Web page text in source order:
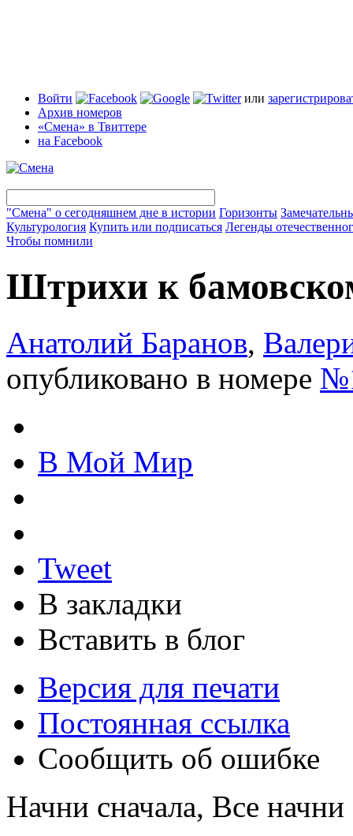
Войти или
Архив номеров
«Смена» в Твиттере
на Facebook
"Смена" о сегодняшнем дне в истории Горизонты
Культурология Купить или подписаться Легенды
Чтобы помнили
Штрихи к
Анатолий Баранов,
опубликовано в номере
В Мой Мир
Tweet
В закладки
Вставить в блог
Версия для печати
Постоянная ссылка
Сообщить об ошибке
Начни сначала, Все начни